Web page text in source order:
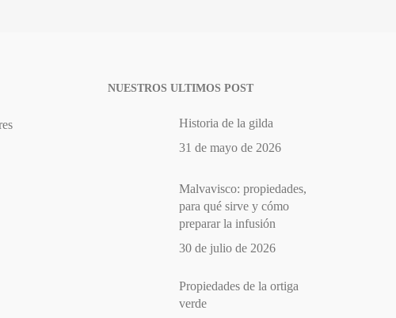
NUESTROS ULTIMOS POST
Historia de la gilda
31 de mayo de 2026
Malvavisco: propiedades,
para qué sirve y cómo
preparar la infusión
30 de julio de 2026
Propiedades de la ortiga
verde